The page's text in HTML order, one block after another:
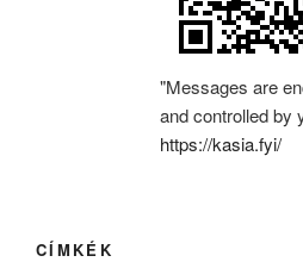
"Messages are
and controlled by
https://kasia.fyi/
CÍMKÉK